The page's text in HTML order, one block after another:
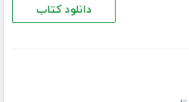
دانلود کتاب